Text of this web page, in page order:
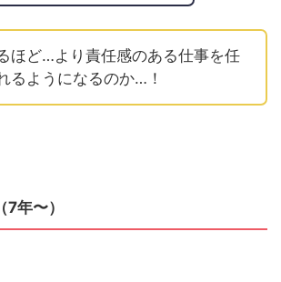
ほど…より責任感のある仕事を任
るようになるのか…！
年〜）